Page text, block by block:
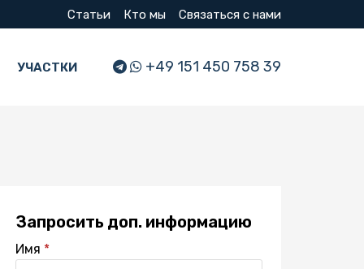
Статьи Кто мы Связаться с нами
УЧАСТКИ +49 151 450 758 39
Запросить доп. информацию
Имя